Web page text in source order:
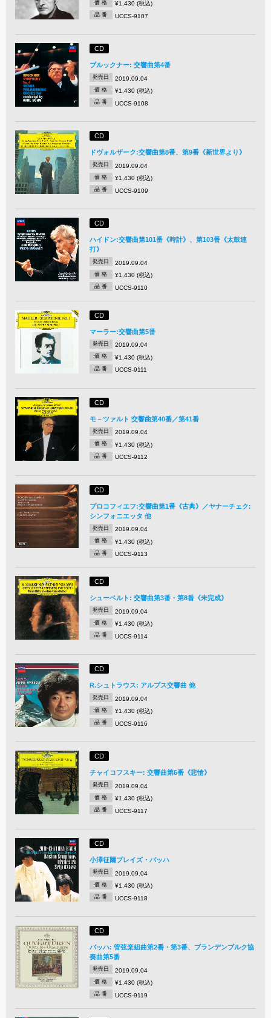
価 格 ¥1,430 (税込)
品 番 UCCS-9107
CD
ブルックナー: 交響曲第4番
発売日 2019.09.04
価 格 ¥1,430 (税込)
品 番 UCCS-9108
CD
ドヴォルザーク:交響曲第8番、第9番《新世界より》
発売日 2019.09.04
価 格 ¥1,430 (税込)
品 番 UCCS-9109
CD
ハイドン:交響曲第101番《時計》、第103番《太鼓連
打》
発売日 2019.09.04
価 格 ¥1,430 (税込)
品 番 UCCS-9110
CD
マーラー:交響曲第5番
発売日 2019.09.04
価 格 ¥1,430 (税込)
品 番 UCCS-9111
CD
モ－ツァルト 交響曲第40番／第41番
発売日 2019.09.04
価 格 ¥1,430 (税込)
品 番 UCCS-9112
CD
プロコフィエフ:交響曲第1番《古典》／ヤナーチェク:
シンフォニエッタ 他
発売日 2019.09.04
価 格 ¥1,430 (税込)
品 番 UCCS-9113
CD
シューベルト: 交響曲第3番・第8番《未完成》
発売日 2019.09.04
価 格 ¥1,430 (税込)
品 番 UCCS-9114
CD
R.シュトラウス: アルプス交響曲 他
発売日 2019.09.04
価 格 ¥1,430 (税込)
品 番 UCCS-9116
CD
チャイコフスキー: 交響曲第6番《悲愴》
発売日 2019.09.04
価 格 ¥1,430 (税込)
品 番 UCCS-9117
CD
小澤征爾プレイズ・バッハ
発売日 2019.09.04
価 格 ¥1,430 (税込)
品 番 UCCS-9118
CD
バッハ: 管弦楽組曲第2番・第3番、ブランデンブルク協
奏曲第5番
発売日 2019.09.04
価 格 ¥1,430 (税込)
品 番 UCCS-9119